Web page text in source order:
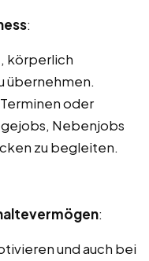
:
körperlich
übernehmen.
oder
Nebenjobs
zu begleiten.
:
und auch bei